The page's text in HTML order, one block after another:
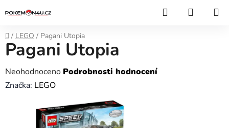
na
Hledat
Domů
/ LEGO / Pagani Utopia
Pagani Utopia
Průměrné
hodnocení
Neohodnoceno Podrobnosti hodnocení
Značka: LEGO